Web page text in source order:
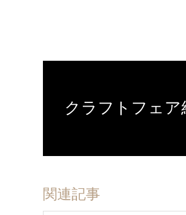
クラフトフェア
関連記事